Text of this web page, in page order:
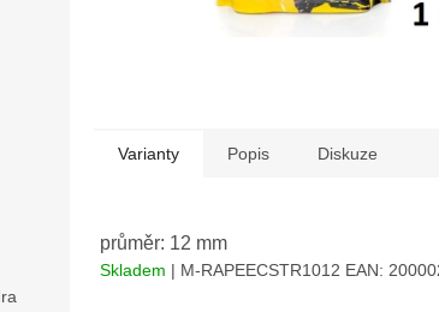
Varianty Popis Diskuze
průměr: 12 mm
Skladem | M-RAPEECSTR1012 EAN: